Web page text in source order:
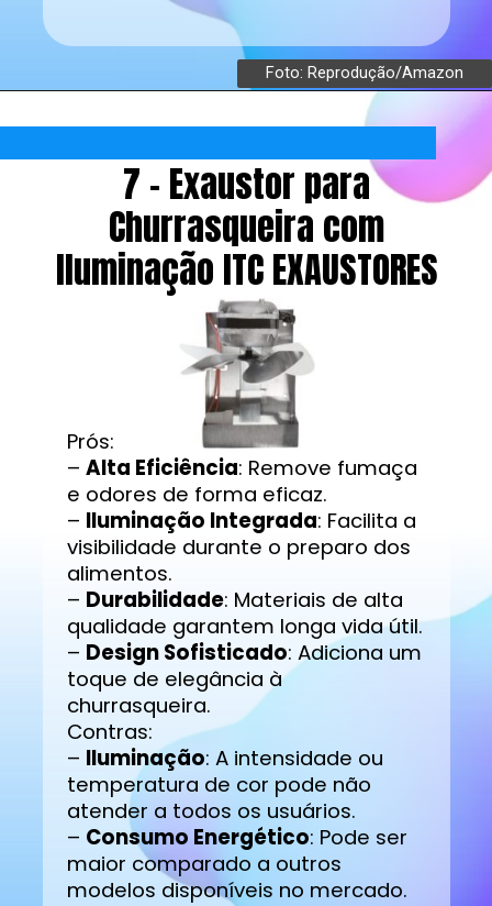
Foto: Reprodução/Amazon
7 - Exaustor para
Churrasqueira com
Iluminação ITC EXAUSTORES
Prós:
– Alta Eficiência: Remove fumaça
e odores de forma eficaz.
– Iluminação Integrada: Facilita a
visibilidade durante o preparo dos
alimentos.
– Durabilidade: Materiais de alta
qualidade garantem longa vida útil.
– Design Sofisticado: Adiciona um
toque de elegância à
churrasqueira.
Contras:
– Iluminação: A intensidade ou
temperatura de cor pode não
atender a todos os usuários.
– Consumo Energético: Pode ser
maior comparado a outros
modelos disponíveis no mercado.